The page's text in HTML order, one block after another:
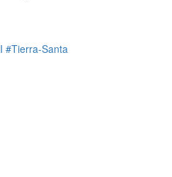
#Tierra-Santa